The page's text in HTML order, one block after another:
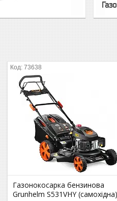
73638
Газонокосарка бензинова
Grunhelm S531VHY (самохідна)